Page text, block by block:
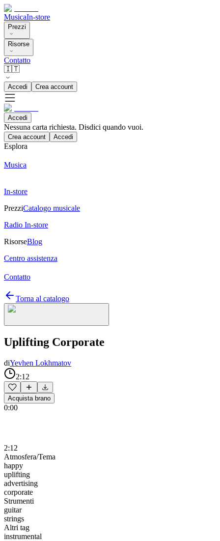
MusicaIn-store
Prezzi
Risorse
Contatto
🇮🇹
Accedi Crea account
Accedi
Nessuna carta richiesta. Disdici quando vuoi.
Crea account Accedi
Esplora
Musica
In-store
PrezziCatalogo musicale
Radio In-store
RisorseBlog
Centro assistenza
Contatto
Torna al catalogo
Uplifting Corporate
diYevhen Lokhmatov
2:12
Acquista brano
0:00
2:12
Atmosfera/Tema
happy
uplifting
advertising
corporate
Strumenti
guitar
strings
Altri tag
instrumental